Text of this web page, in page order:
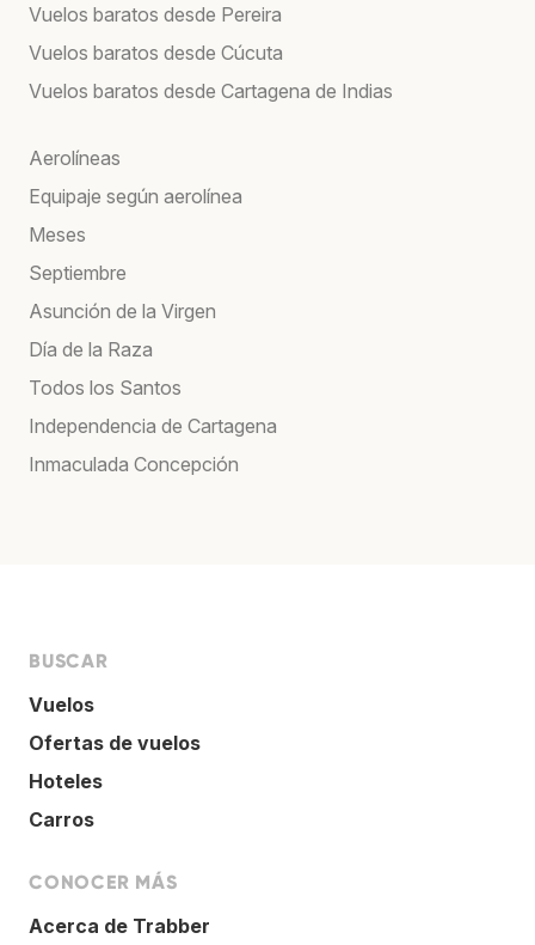
Vuelos baratos desde Pereira
Vuelos baratos desde Cúcuta
Vuelos baratos desde Cartagena de Indias
Aerolíneas
Equipaje según aerolínea
Meses
Septiembre
Asunción de la Virgen
Día de la Raza
Todos los Santos
Independencia de Cartagena
Inmaculada Concepción
BUSCAR
Vuelos
Ofertas de vuelos
Hoteles
Carros
CONOCER MÁS
Acerca de Trabber